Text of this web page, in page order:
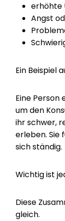
erhöhte
Angst
Ein Beispiel
Eine
um den
ihr schwer,
erleben. Sie
sich ständig.
Wichtig ist
Diese
gleich.